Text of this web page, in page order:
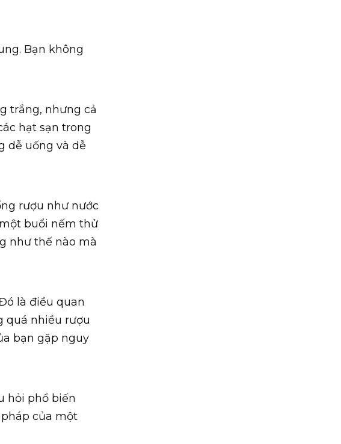
Bạn không
trắng, nhưng cả
hạt sạn trong
dễ uống và dễ
rượu như nước
buổi nếm thử
như thế nào mà
là điều quan
quá nhiều rượu
bạn gặp nguy
hỏi phổ biến
của một